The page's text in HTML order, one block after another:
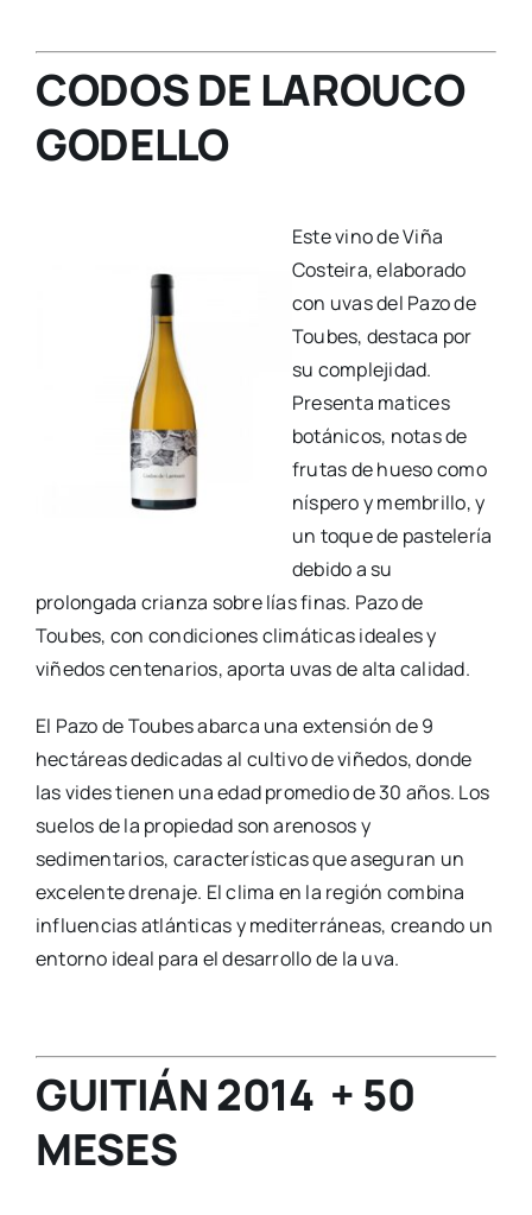
CODOS DE LAROUCO
GODELLO
Este vino de Viña
Costeira, elaborado
con uvas del Pazo de
Toubes, destaca por
su complejidad.
Presenta matices
botánicos, notas de
frutas de hueso como
níspero y membrillo, y
un toque de pastelería
debido a su
prolongada crianza sobre lías finas. Pazo de
Toubes, con condiciones climáticas ideales y
viñedos centenarios, aporta uvas de alta calidad.
El Pazo de Toubes abarca una extensión de 9
hectáreas dedicadas al cultivo de viñedos, donde
las vides tienen una edad promedio de 30 años. Los
suelos de la propiedad son arenosos y
sedimentarios, características que aseguran un
excelente drenaje. El clima en la región combina
influencias atlánticas y mediterráneas, creando un
entorno ideal para el desarrollo de la uva.
GUITIÁN 2014 + 50
MESES